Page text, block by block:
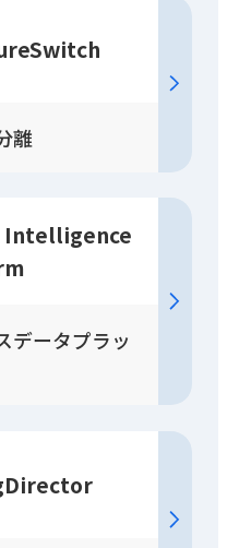
離
データプラッ